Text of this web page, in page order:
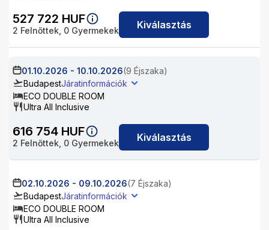
527 722 HUF
2 Felnőttek, 0 Gyermekek Kiválasztás
01.10.2026 - 10.10.2026(9 Éjszaka)
BudapestJáratinformációk
ECO DOUBLE ROOM
Ultra All Inclusive
616 754 HUF
2 Felnőttek, 0 Gyermekek Kiválasztás
02.10.2026 - 09.10.2026(7 Éjszaka)
BudapestJáratinformációk
ECO DOUBLE ROOM
Ultra All Inclusive